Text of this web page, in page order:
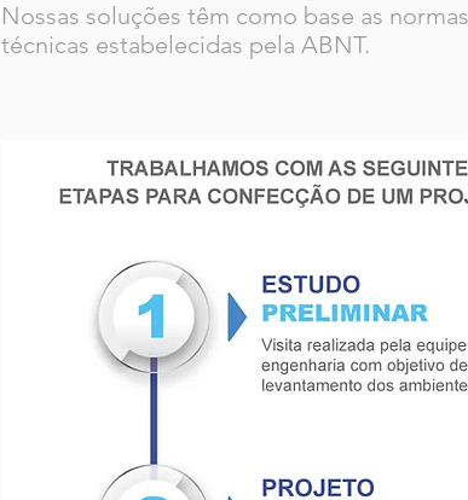
Nossas soluções têm como base as normas
técnicas estabelecidas pela ABNT.